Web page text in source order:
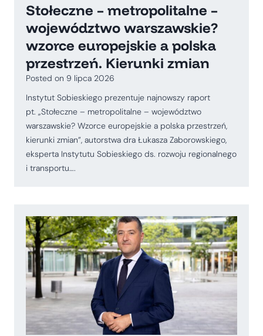
Stołeczne – metropolitalne –
województwo warszawskie?
wzorce europejskie a polska
przestrzeń. Kierunki zmian
Posted on 9 lipca 2026
Instytut Sobieskiego prezentuje najnowszy raport
pt. „Stołeczne – metropolitalne – województwo
warszawskie? Wzorce europejskie a polska przestrzeń,
kierunki zmian”, autorstwa dra Łukasza Zaborowskiego,
eksperta Instytutu Sobieskiego ds. rozwoju regionalnego
i transportu….